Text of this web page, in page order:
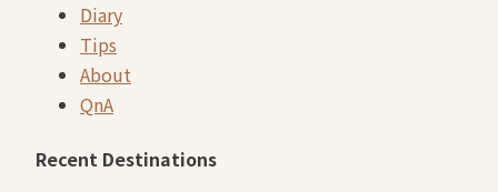
Diary
Tips
About
QnA
Recent Destinations